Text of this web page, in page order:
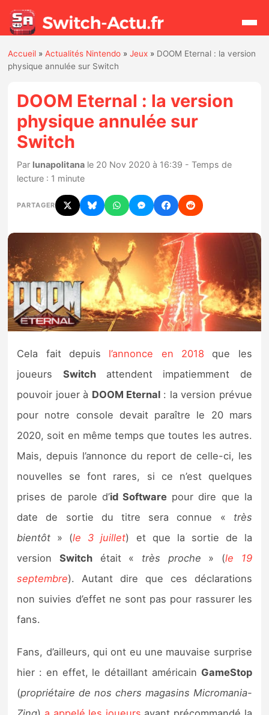
Actualités
Jeux
Hardware
Mises à jour
Chiffres de ventes
Rumeurs
Nintendo Direct
Tests et previews
Tests de jeux
Tests d’accessoires
Autres tests
Previews
Précommandes
Précommandes jeux Switch 2
Sorties de jeux
Bons plans
Guides
Accueil »Actualités Nintendo »Jeux » DOOM Eternal : la version
physique annulée sur Switch
DOOM Eternal : la version
physique annulée sur
Switch
Par lunapolitana le 20 Nov 2020 à 16:39 - Temps de
lecture : 1 minute
PARTAGER
Cela fait depuis l’annonce en 2018 que les
joueurs Switchattendent impatiemment de
pouvoir jouer à DOOM Eternal: la version prévue
pour notre console devait paraître le 20 mars
2020, soit en même temps que toutes les autres.
Mais, depuis l’annonce du report de celle-ci, les
nouvelles se font rares, si ce n’est quelques
prises de parole d’id Softwarepour dire que la
date de sortie du titre sera connue « très
bientôt » (le 3 juillet) et que la sortie de la
version Switchétait « très proche » (le 19
septembre). Autant dire que ces déclarations
non suivies d’effet ne sont pas pour rassurer les
fans.
Fans, d’ailleurs, qui ont eu une mauvaise surprise
hier : en effet, le détaillant américain GameStop
(propriétaire de nos chers magasins Micromania-